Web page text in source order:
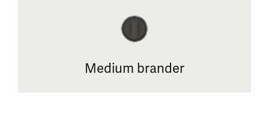
Medium brander